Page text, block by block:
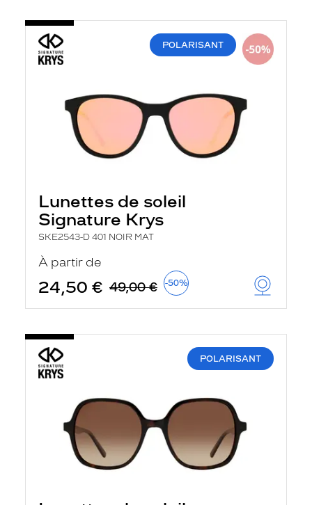
POLARISANT
Lunettes de soleil
Signature Krys
SKE2543-D 401 NOIR MAT
À partir de
24,50 € 49,00 € -50%
POLARISANT